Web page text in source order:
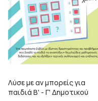
Delphine Urvoy
Piatzer Sabina
Λύσε με αν μπορείς για
παιδιά Β' - Γ' Δημοτικού